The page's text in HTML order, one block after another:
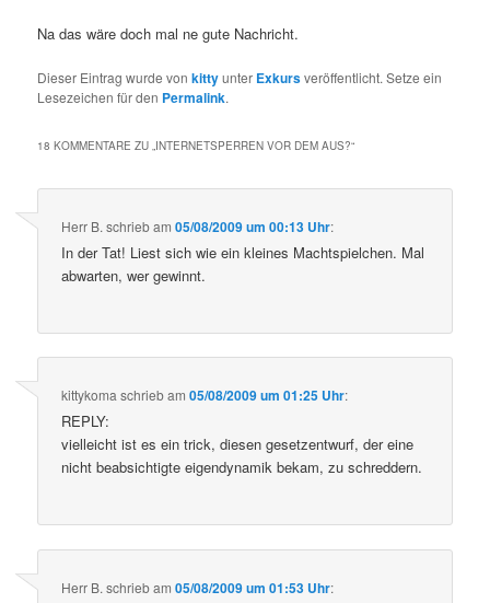
Na das wäre doch mal ne gute Nachricht.
Dieser Eintrag wurde vonkittyunter Exkursveröffentlicht. Setze ein
Lesezeichen für den Permalink.
18 KOMMENTARE ZU „ INTERNETSPERREN VOR DEM AUS?“
Herr B. schriebam05/08/2009 um 00:13 Uhr:
In der Tat! Liest sich wie ein kleines Machtspielchen. Mal
abwarten, wer gewinnt.
kittykoma schriebam05/08/2009 um 01:25 Uhr:
REPLY:
vielleicht ist es ein trick, diesen gesetzentwurf, der eine
nicht beabsichtigte eigendynamik bekam, zu schreddern.
Herr B. schriebam05/08/2009 um 01:53 Uhr: